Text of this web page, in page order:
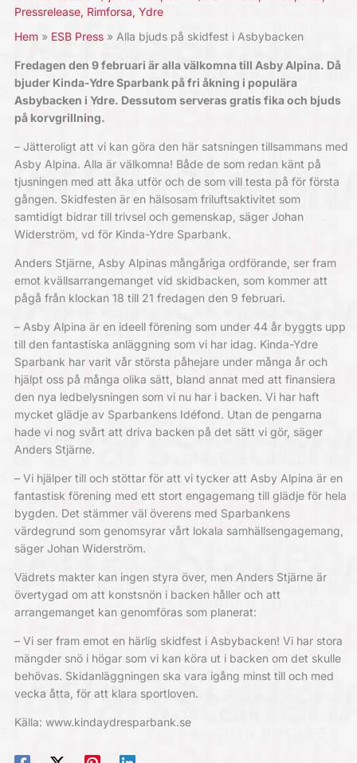
Pressrelease, Rimforsa, Ydre
Hem
ESB Press Alla bjuds på skidfest i Asbybacken
Fredagen den 9 februari är alla välkomna till Asby Alpina. Då
bjuder Kinda-Ydre Sparbank på fri åkning i populära
Asbybacken i Ydre. Dessutom serveras gratis fika och bjuds
på korvgrillning.
– Jätteroligt att vi kan göra den här satsningen tillsammans med
Asby Alpina. Alla är välkomna! Både de som redan känt på
tjusningen med att åka utför och de som vill testa på för första
gången. Skidfesten är en hälsosam friluftsaktivitet som
samtidigt bidrar till trivsel och gemenskap, säger Johan
Widerström, vd för Kinda-Ydre Sparbank.
Anders Stjärne, Asby Alpinas mångåriga ordförande, ser fram
emot kvällsarrangemanget vid skidbacken, som kommer att
pågå från klockan 18 till 21 fredagen den 9 februari.
– Asby Alpina är en ideell förening som under 44 år byggts upp
till den fantastiska anläggning som vi har idag. Kinda-Ydre
Sparbank har varit vår största påhejare under många år och
hjälpt oss på många olika sätt, bland annat med att finansiera
den nya ledbelysningen som vi nu har i backen. Vi har haft
mycket glädje av Sparbankens Idéfond. Utan de pengarna
hade vi nog svårt att driva backen på det sätt vi gör, säger
Anders Stjärne.
– Vi hjälper till och stöttar för att vi tycker att Asby Alpina är en
fantastisk förening med ett stort engagemang till glädje för hela
bygden. Det stämmer väl överens med Sparbankens
värdegrund som genomsyrar vårt lokala samhällsengagemang,
säger Johan Widerström.
Vädrets makter kan ingen styra över, men Anders Stjärne är
övertygad om att konstsnön i backen håller och att
arrangemanget kan genomföras som planerat:
– Vi ser fram emot en härlig skidfest i Asbybacken! Vi har stora
mängder snö i högar som vi kan köra ut i backen om det skulle
behövas. Skidanläggningen ska vara igång minst till och med
vecka åtta, för att klara sportloven.
Källa: www.kindaydresparbank.se